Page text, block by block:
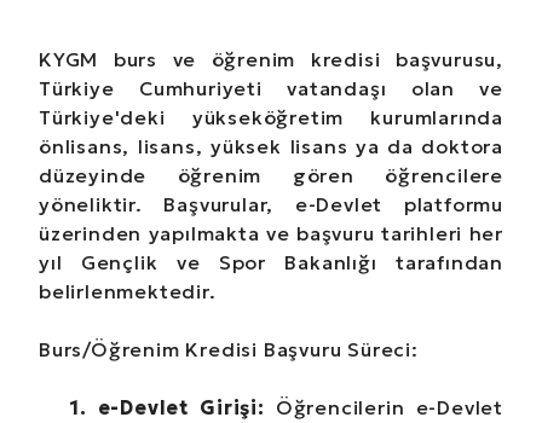
KYGM burs ve öğrenim kredisi başvurusu,
Türkiye Cumhuriyeti vatandaşı olan ve
Türkiye'deki yükseköğretim kurumlarında
önlisans, lisans, yüksek lisans ya da doktora
düzeyinde öğrenim gören öğrencilere
yöneliktir. Başvurular, e-Devlet platformu
üzerinden yapılmakta ve başvuru tarihleri her
yıl Gençlik ve Spor Bakanlığı tarafından
belirlenmektedir.
Burs/Öğrenim Kredisi Başvuru Süreci:
1. e-Devlet Girişi: Öğrencilerin e-Devlet